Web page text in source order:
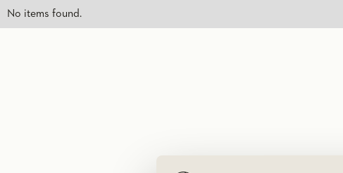
No items found.